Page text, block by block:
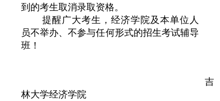
到的考生取消录取资格。
提醒广大考生，经济学院及本单位人
员不举办、不参与任何形式的招生考试辅导
班！
吉
林大学经济学院